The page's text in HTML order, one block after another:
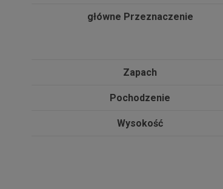
główne Przeznaczenie
Zapach
Pochodzenie
Wysokość